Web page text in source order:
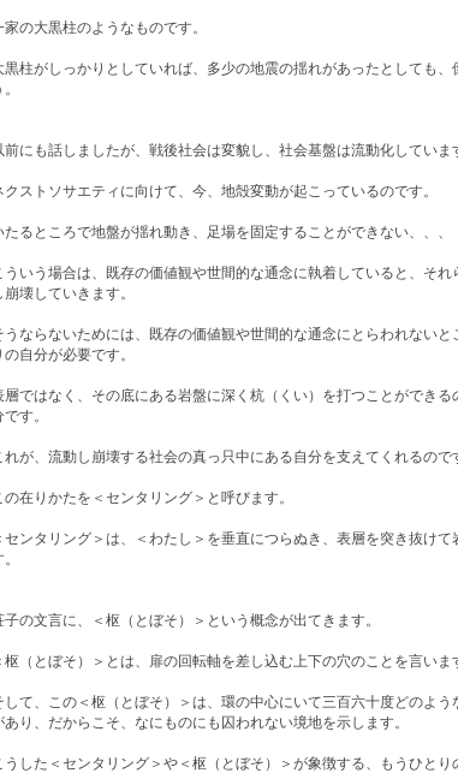
家の大黒柱のようなものです。
黒柱がしっかりとしていれば、多少の地震の揺れがあったとしても
前にも話しましたが、戦後社会は変貌し、社会基盤は流動化していま
クストソサエティに向けて、今、地殻変動が起こっているのです。
たるところで地盤が揺れ動き、足場を固定することができない、、、
ういう場合は、既存の価値観や世間的な通念に執着していると、そ
崩壊していきます。
うならないためには、既存の価値観や世間的な通念にとらわれない
の自分が必要です。
層ではなく、その底にある岩盤に深く杭（くい）を打つことができ
です。
れが、流動し崩壊する社会の真っ只中にある自分を支えてくれるので
の在りかたを＜センタリング＞と呼びます。
センタリング＞は、＜わたし＞を垂直につらぬき、表層を突き抜け
子の文言に、＜枢（とぼそ）＞という概念が出てきます。
枢（とぼそ）＞とは、扉の回転軸を差し込む上下の穴のことを言いま
して、この＜枢（とぼそ）＞は、環の中心にいて三百六十度どのよ
あり、だからこそ、なにものにも囚われない境地を示します。
うした＜センタリング＞や＜枢（とぼそ）＞が象徴する、もうひと